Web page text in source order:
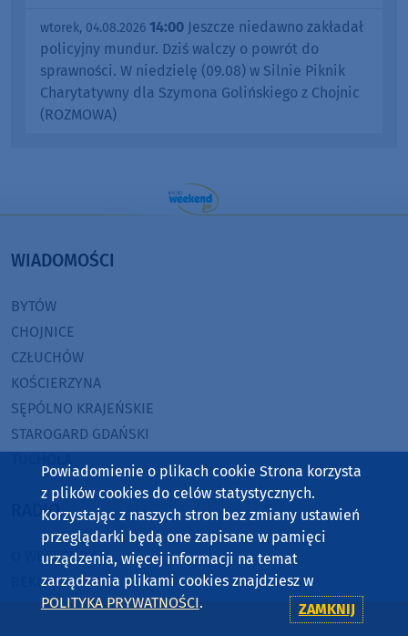
wtorek, 04.08.2026 14:00 Jeszcze niedawno zakładał
policyjny mundur. Dziś walczy o powrót do
sprawności. W niedzielę (09.08) w Silnie Piknik
Charytatywny dla Szymona Golińskiego z Chojnic
(ROZMOWA)
WIADOMOŚCI
BYTÓW
CHOJNICE
CZŁUCHÓW
KOŚCIERZYNA
SĘPÓLNO KRAJEŃSKIE
STAROGARD GDAŃSKI
RADIO
O WEEKEND FM
REKLAMA
ZASIĘG
Powiadomienie o plikach cookie Strona korzysta
z plików cookies do celów statystycznych.
Korzystając z naszych stron bez zmiany ustawień
przeglądarki będą one zapisane w pamięci
urządzenia, więcej informacji na temat
zarządzania plikami cookies znajdziesz w
POLITYKA PRYWATNOŚCI. ZAMKNIJ